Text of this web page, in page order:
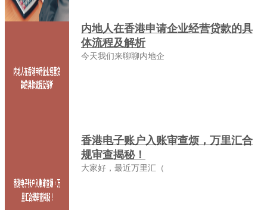
内地人在香港申请企业经营贷款的具
体流程及解析
今天我们来聊聊内地企
香港电子账户入账审查烦，万里汇合
规审查揭秘！
大家好，最近万里汇（